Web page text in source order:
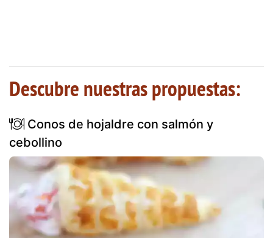
Descubre nuestras propuestas:
Conos de hojaldre con salmón y
cebollino